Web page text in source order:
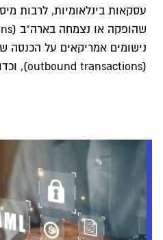
עסקאות בינלאומיות, לרבות
נישומים אמריקאים על הכנסה
(outbound transactions), וכדומה.